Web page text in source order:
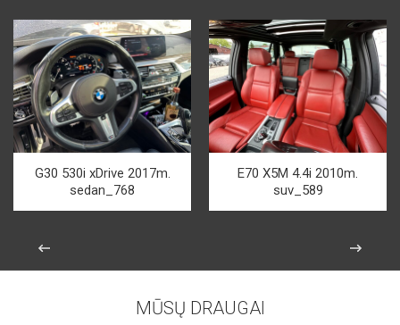
G30 530i xDrive 2017m.
sedan_768
E70 X5M 4.4i 2010m.
suv_589
MŪSŲ DRAUGAI